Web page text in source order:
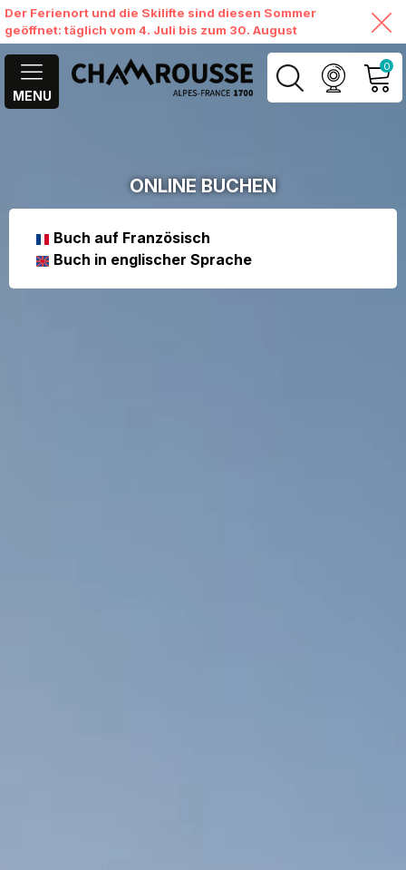
Der Ferienort und die Skilifte sind diesen Sommer
geöffnet: täglich vom 4. Juli bis zum 30. August
MENU
0
ANSEHEN
ONLINE BUCHEN
Buch auf Französisch
Buch in englischer Sprache